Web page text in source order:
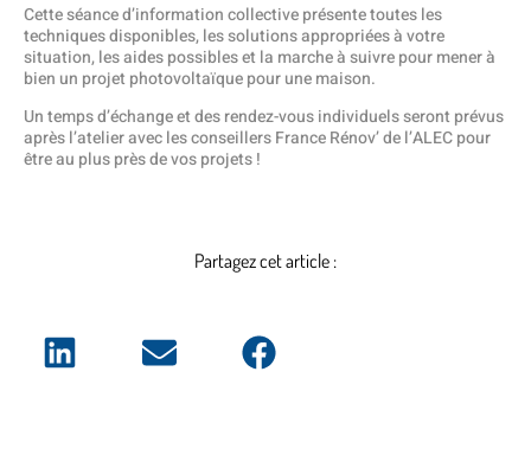
Cette séance d’information collective présente toutes les
techniques disponibles, les solutions appropriées à votre
situation, les aides possibles et la marche à suivre pour mener à
bien un projet photovoltaïque pour une maison.
Un temps d’échange et des rendez-vous individuels seront prévus
après l’atelier avec les conseillers France Rénov’ de l’ALEC pour
être au plus près de vos projets !
Partagez cet article :